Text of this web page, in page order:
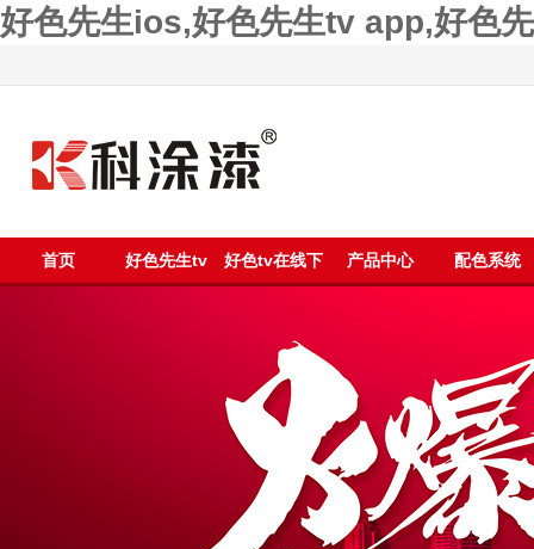
好色先生ios,好色先生tv app,好色
首页 好色先生tv 好色tv在线下 产品中心 配色系统